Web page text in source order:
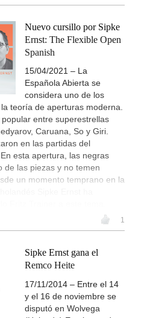
Nuevo cursillo por Sipke
Ernst: The Flexible Open
Spanish
15/04/2021 – La
Española Abierta se
considera uno de los
teoría de aperturas moderna.
entre superestrellas
Caruana, So y Giri.
en las partidas del
esta apertura, las negras
de las piezas y no temen
un momento temprano en la
1
Sipke Ernst gana el
Remco Heite
17/11/2014 – Entre el 14
y el 16 de noviembre se
disputó en Wolvega